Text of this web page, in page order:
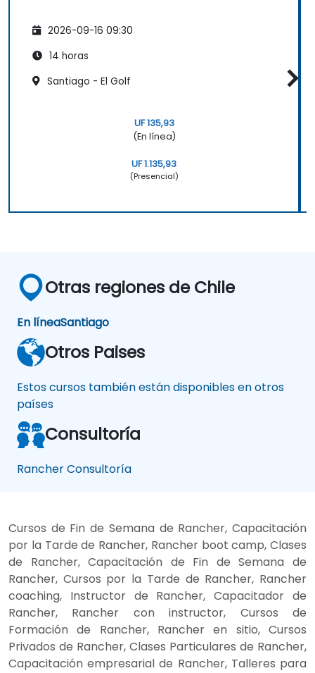
2026-09-16 09:30
14 horas
Santiago - El Golf
UF 135,93
(En línea)
UF 1.135,93
(Presencial)
Otras regiones de Chile
En líneaSantiago
Otros Paises
Estos cursos también están disponibles en otros
países
Consultoría
Rancher Consultoría
Cursos de Fin de Semana de Rancher, Capacitación
por la Tarde de Rancher, Rancher boot camp, Clases
de Rancher, Capacitación de Fin de Semana de
Rancher, Cursos por la Tarde de Rancher, Rancher
coaching, Instructor de Rancher, Capacitador de
Rancher, Rancher con instructor, Cursos de
Formación de Rancher, Rancher en sitio, Cursos
Privados de Rancher, Clases Particulares de Rancher,
Capacitación empresarial de Rancher, Talleres para